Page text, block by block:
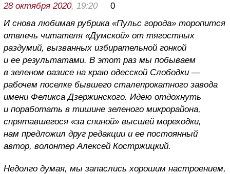
28 октября 2020, 19:20
0
И снова любимая рубрика «Пульс города» торопится
отвлечь читателя «Думской» от тягостных
раздумий, вызванных избирательной гонкой
и ее результатами. В этот раз мы побываем
в зеленом оазисе на краю одесской Слободки —
рабочем поселке бывшего сталепрокатного завода
имени Феликса Дзержинского. Идею отдохнуть
и поработать в тишине зеленого микрорайона,
спрятавшегося «за спиной» высшей мореходки,
нам предложил друг редакции и ее постоянный
автор, волонтер Алексей Костржицкий.
Недолго думая, мы запаслись хорошим настроением,